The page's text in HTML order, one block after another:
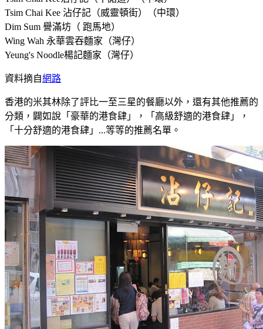
Tsim Chai Kee 沾仔記（威靈頓街）（中環）
Dim Sum 譽滿坊（ 跑馬地）
Wing Wah 永華雲吞麵家（灣仔）
Yeung's Noodle楊記麵家（灣仔）
資料摘自網路
香港的米其林除了評比一至三星的餐廳以外，還有其他推薦的
分類，闢如說「豪華的港食肆」，「高級舒適的港食肆」，
「十分舒適的港食肆」...等等的推薦名單。